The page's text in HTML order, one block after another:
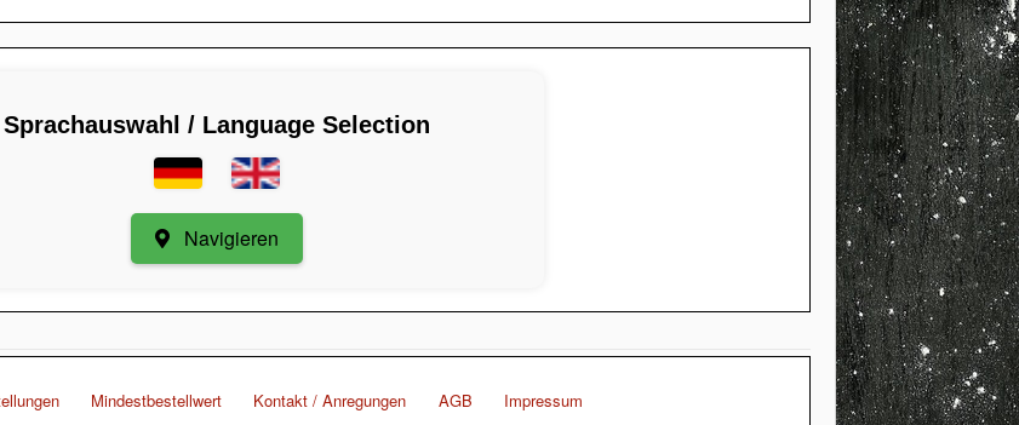
Sprachauswahl / Language Selection
Navigieren
Mindestbestellwert Kontakt / Anregungen AGB
Impressum